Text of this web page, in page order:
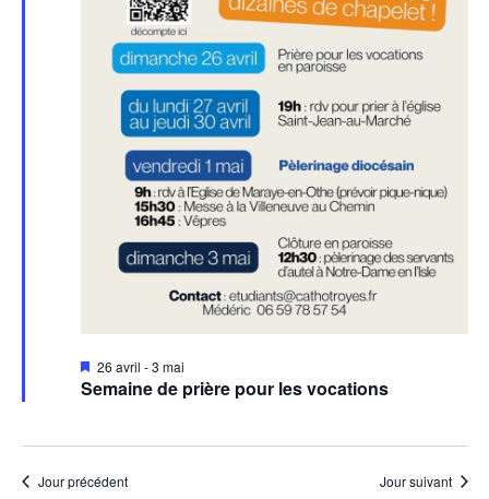
Semaine de prière pour les vocations
Mis
en
avant
26 avril -3 mai
Jour précédent Jour suivant